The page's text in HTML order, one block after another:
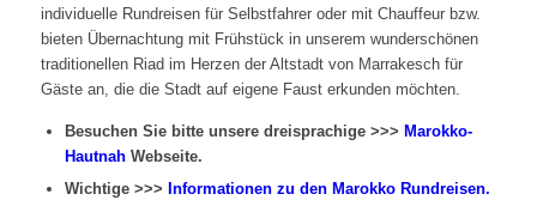
individuelle Rundreisen für Selbstfahrer oder mit Chauffeur bzw.
bieten Übernachtung mit Frühstück in unserem wunderschönen
traditionellen Riad im Herzen der Altstadt von Marrakesch für
Gäste an, die die Stadt auf eigene Faust erkunden möchten.
Besuchen Sie bitte unsere dreisprachige >>> Marokko-
HautnahWebseite.
Wichtige >>> Informationen zu den Marokko Rundreisen.